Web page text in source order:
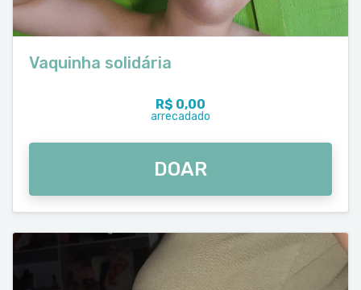
Vaquinha solidária
R$ 0,00
arrecadado
DOAR